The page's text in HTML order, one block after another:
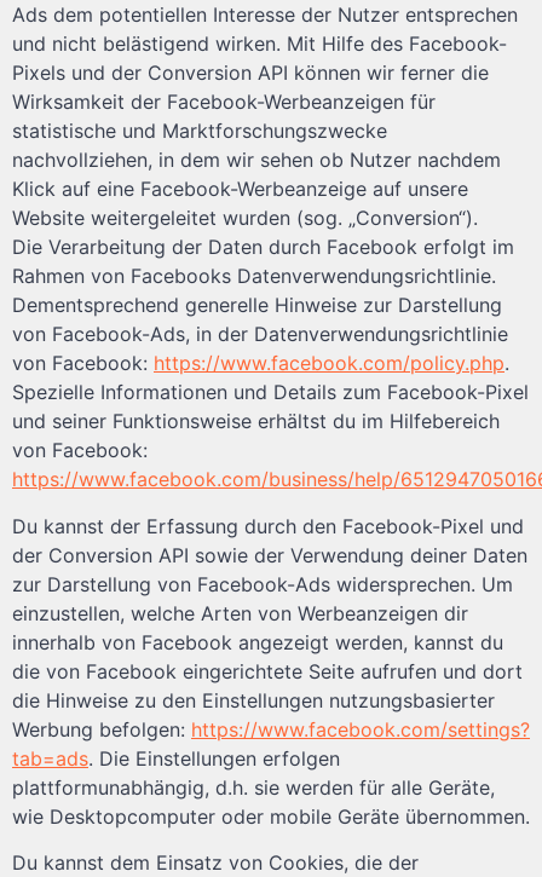
Ads dem potentiellen Interesse der Nutzer entsprechen
und nicht belästigend wirken. Mit Hilfe des Facebook-
Pixels und der Conversion API können wir ferner die
Wirksamkeit der Facebook-Werbeanzeigen für
statistische und Marktforschungszwecke
nachvollziehen, in dem wir sehen ob Nutzer nachdem
Klick auf eine Facebook-Werbeanzeige auf unsere
Website weitergeleitet wurden (sog. „Conversion“).
Die Verarbeitung der Daten durch Facebook erfolgt im
Rahmen von Facebooks Datenverwendungsrichtlinie.
Dementsprechend generelle Hinweise zur Darstellung
von Facebook-Ads, in der Datenverwendungsrichtlinie
von Facebook: https://www.facebook.com/policy.php.
Spezielle Informationen und Details zum Facebook-Pixel
und seiner Funktionsweise erhältst du im Hilfebereich
von Facebook:
https://www.facebook.com/business/help/
Du kannst der Erfassung durch den Facebook-Pixel und
der Conversion API sowie der Verwendung deiner Daten
zur Darstellung von Facebook-Ads widersprechen. Um
einzustellen, welche Arten von Werbeanzeigen dir
innerhalb von Facebook angezeigt werden, kannst du
die von Facebook eingerichtete Seite aufrufen und dort
die Hinweise zu den Einstellungen nutzungsbasierter
Werbung befolgen: https://www.facebook.com/settings?
tab=ads. Die Einstellungen erfolgen
plattformunabhängig, d.h. sie werden für alle Geräte,
wie Desktopcomputer oder mobile Geräte übernommen.
Du kannst dem Einsatz von Cookies, die der